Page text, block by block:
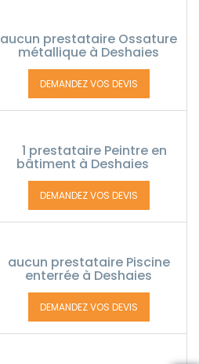
aucun prestataire Ossature
métallique à Deshaies
DEMANDEZ VOS DEVIS
1 prestataire Peintre en
bâtiment à Deshaies
DEMANDEZ VOS DEVIS
aucun prestataire Piscine
enterrée à Deshaies
DEMANDEZ VOS DEVIS